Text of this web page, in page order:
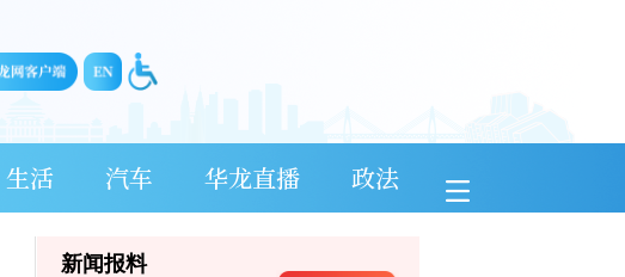
生活 汽车 华龙直播 政法
新闻报料